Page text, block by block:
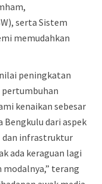
serta Sistem
memudahkan
peningkatan
pertumbuhan
kenaikan sebesar
Bengkulu dari aspek
dan infrastruktur
ada keraguan lagi
terang